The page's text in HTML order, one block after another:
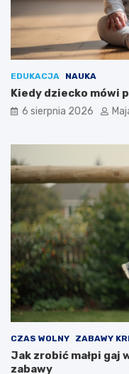
EDUKACJA NAUKA
Kiedy dziecko mówi
6 sierpnia 2026
CZAS WOLNY ZABAWY
Jak zrobić małpi gaj
zabawy